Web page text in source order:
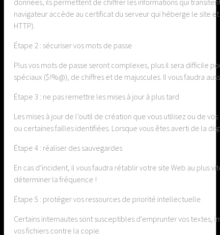
navigateur accède au certificat du serveur qui héberge le site et
HTTP).
Étape 2 : sécuriser vos mots de passe
Plus vos mots de passe seront complexes, plus il sera difficile
spéciaux ($!%@), de chiffres et de majuscules. Il vous faudra
Étape 3 : ne pas remettre les mises à jour à plus tard
Les mises à jour de l’outil de création que vous utilisez ou de
ou certaines failles identifiées. Lorsque vous êtes averti de la
Étape 4 : réaliser des sauvegardes
En cas d’incident, il vous faudra rétablir votre site Web au plus
déterminer la fréquence !
Étape 5 : protéger vos ressources de priorité intellectuelle
Certains internautes sont susceptibles d’emprunter vos
vos fichiers contre la copie.